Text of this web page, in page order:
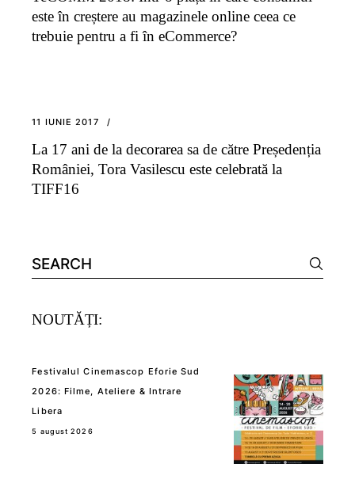
este în creștere au magazinele online ceea ce
trebuie pentru a fi în eCommerce?
11 IUNIE 2017
La 17 ani de la decorarea sa de către Președenția
României, Tora Vasilescu este celebrată la
TIFF16
Search
for:
NOUTĂȚI:
Festivalul Cinemascop Eforie Sud
2026: Filme, Ateliere & Intrare
Libera
5 august 2026